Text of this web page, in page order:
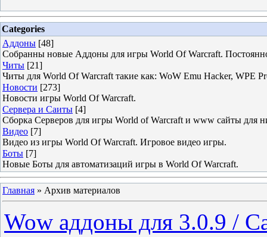
Categories
Аддоны [48]
Собранны новые Аддоны для игры World Of Warcraft.
Читы [21]
Читы для World Of Warcraft такие как: WoW Emu Hacker, WPE
Новости [273]
Новости игры World Of Warcraft.
Сервера и Саиты [4]
Сборка Серверов для игры World of Warcraft и www сайты для
Видео [7]
Видео из игры World Of Warcraft. Игровое видео игры.
Боты [7]
Новые Боты для автоматизаций игры в World Of Warcraft.
Главная » Архив материалов
Wow аддоны для 3.0.9 /